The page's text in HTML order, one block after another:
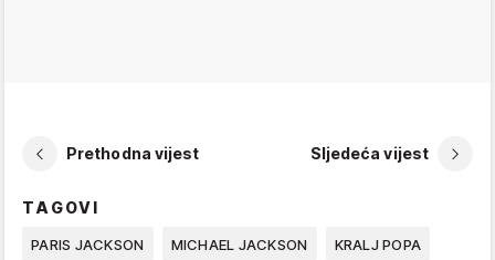
Prethodna vijest Sljedeća vijest
TAGOVI
PARIS JACKSON MICHAEL JACKSON KRALJ POPA